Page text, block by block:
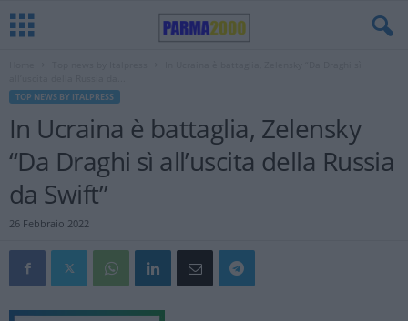
TOP NEWS BY ITALPRESS
In Ucraina è battaglia, Zelensky
“Da Draghi sì all’uscita della Russia
da Swift”
26 Febbraio 2022